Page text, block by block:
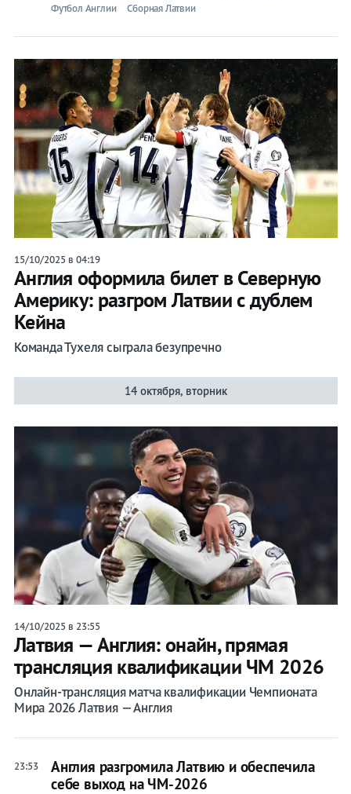
Футбол Англии
Сборная Латвии
15/10/2025 в 04:19
Англия оформила билет в Северную
Америку: разгром Латвии с дублем
Кейна
Команда Тухеля сыграла безупречно
14 октября, вторник
14/10/2025 в 23:55
Латвия — Англия: онайн, прямая
трансляция квалификации ЧМ 2026
Онлайн-трансляция матча квалификации Чемпионата
Мира 2026 Латвия — Англия
23:53
Англия разгромила Латвию и обеспечила
себе выход на ЧМ-2026